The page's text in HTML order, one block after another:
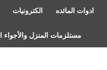
ادوات المائده الكترونيات
مستلزمات المنزل والأجواء